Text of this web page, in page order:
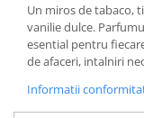
Un miros de tabaco,
vanilie dulce.
esential pentru
de afaceri, intalniri
Informatii